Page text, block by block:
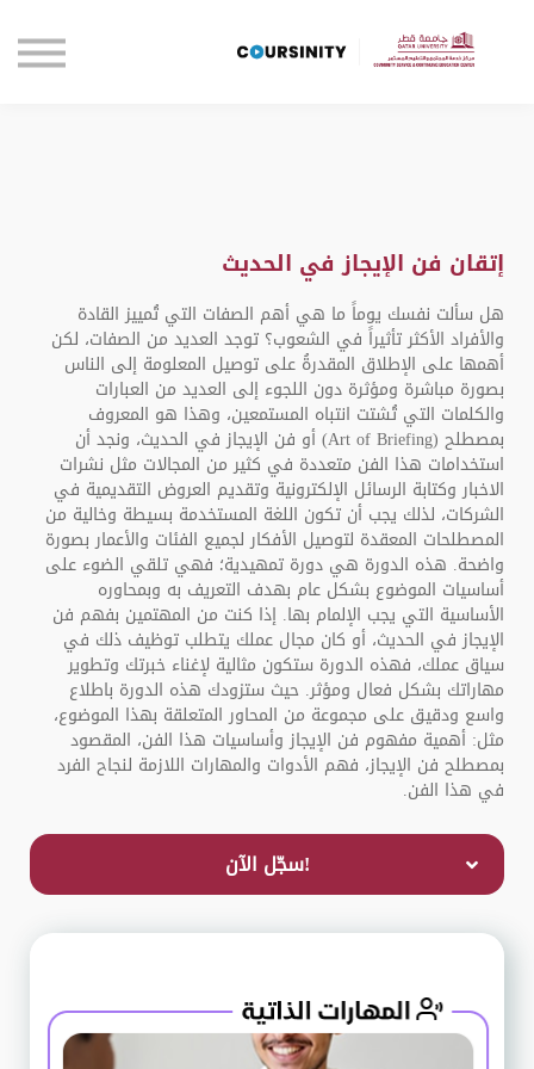
تواصل معنا
إتقان فن الإيجاز في الحديث
هل سألت نفسك يوماً ما هي أهم الصفات التي تُمييز القادة
والأفراد الأكثر تأثيراً في الشعوب؟ توجد العديد من الصفات، لكن
أهمها على الإطلاق المقدرةُ على توصيل المعلومة إلى الناس
بصورة مباشرة ومؤثرة دون اللجوء إلى العديد من العبارات
والكلمات التي تُشتت انتباه المستمعين، وهذا هو المعروف
بمصطلح (Art of Briefing) أو فن الإيجاز في الحديث، ونجد أن
استخدامات هذا الفن متعددة في كثير من المجالات مثل نشرات
الاخبار وكتابة الرسائل الإلكترونية وتقديم العروض التقديمية في
الشركات، لذلك يجب أن تكون اللغة المستخدمة بسيطة وخالية من
المصطلحات المعقدة لتوصيل الأفكار لجميع الفئات والأعمار بصورة
واضحة. هذه الدورة هي دورة تمهيدية؛ فهي تلقي الضوء على
أساسيات الموضوع بشكل عام بهدف التعريف به وبمحاوره
الأساسية التي يجب الإلمام بها. إذا كنت من المهتمين بفهم فن
الإيجاز في الحديث، أو كان مجال عملك يتطلب توظيف ذلك في
سياق عملك، فهذه الدورة ستكون مثالية لإغناء خبرتك وتطوير
مهاراتك بشكل فعال ومؤثر. حيث ستزودك هذه الدورة باطلاع
واسع ودقيق على مجموعة من المحاور المتعلقة بهذا الموضوع،
مثل: أهمية مفهوم فن الإيجاز وأساسيات هذا الفن، المقصود
بمصطلح فن الإيجاز، فهم الأدوات والمهارات اللازمة لنجاح الفرد
في هذا الفن.
!سجّل الآن